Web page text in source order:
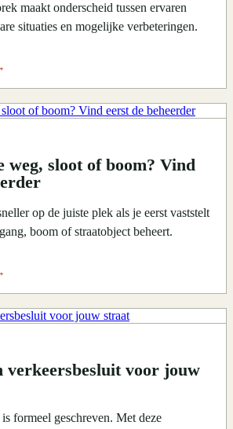
maakt onderscheid tussen ervaren
situaties en mogelijke verbeteringen.
weg, sloot of boom? Vind
op de juiste plek als je eerst vaststelt
boom of straatobject beheert.
verkeersbesluit voor jouw
formeel geschreven. Met deze